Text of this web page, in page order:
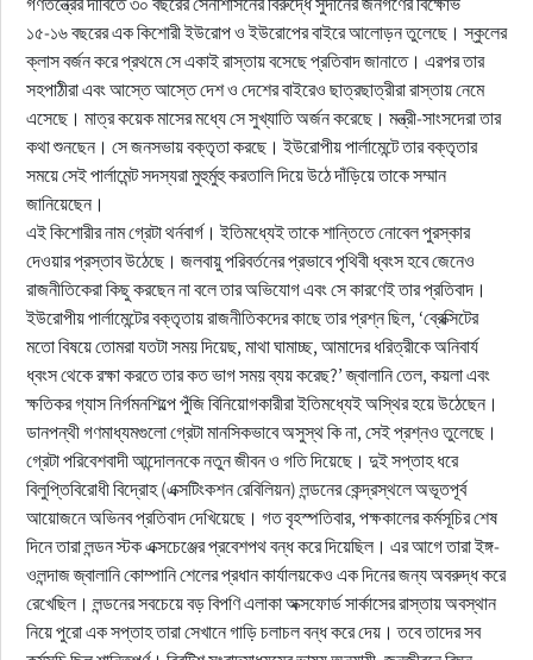
ইউরোপ
জাতীয়
তারুণ্য
সময়ের প্রলাপ
১৫-১৬ বছরের এক কিশোরী ইউরোপ ও ইউরোপের বাইরে আলোড়ন তুলেছে। স্কুলের
ক্লাস বর্জন করে প্রথমে সে একাই রাস্তায় বসেছে প্রতিবাদ জানাতে। এরপর তার
সহপাঠীরা এবং আস্তে আস্তে দেশ ও দেশের বাইরেও ছাত্রছাত্রীরা রাস্তায় নেমে
এসেছে। মাত্র কয়েক মাসের মধ্যে সে সুখ্যাতি অর্জন করেছে। মন্ত্রী-সাংসদেরা তার
কথা শুনছেন। সে জনসভায় বক্তৃতা করছে। ইউরোপীয় পার্লামেন্টে তার বক্তৃতার
সময়ে সেই পার্লামেন্ট সদস্যরা মুহুর্মুহু করতালি দিয়ে উঠে দাঁড়িয়ে তাকে সম্মান
জানিয়েছেন।
এই কিশোরীর নাম গ্রেটা থর্নবার্গ। ইতিমধ্যেই তাকে শান্তিতে নোবেল পুরস্কার
দেওয়ার প্রস্তাব উঠেছে। জলবায়ু পরিবর্তনের প্রভাবে পৃথিবী ধ্বংস হবে জেনেও
রাজনীতিকেরা কিছু করছেন না বলে তার অভিযোগ এবং সে কারণেই তার প্রতিবাদ।
ইউরোপীয় পার্লামেন্টের বক্তৃতায় রাজনীতিকদের কাছে তার প্রশ্ন ছিল, ‘ব্রেক্সিটের
মতো বিষয়ে তোমরা যতটা সময় দিয়েছ, মাথা ঘামাচ্ছ, আমাদের ধরিত্রীকে অনিবার্য
ধ্বংস থেকে রক্ষা করতে তার কত ভাগ সময় ব্যয় করেছ?’ জ্বালানি তেল, কয়লা এবং
ক্ষতিকর গ্যাস নির্গমনশিল্পে পুঁজি বিনিয়োগকারীরা ইতিমধ্যেই অস্থির হয়ে উঠেছেন।
ডানপন্থী গণমাধ্যমগুলো গ্রেটা মানসিকভাবে অসুস্থ কি না, সেই প্রশ্নও তুলেছে।
গ্রেটা পরিবেশবাদী আন্দোলনকে নতুন জীবন ও গতি দিয়েছে। দুই সপ্তাহ ধরে
বিলুপ্তিবিরোধী বিদ্রোহ (এক্সটিংকশন রেবিলিয়ন) লন্ডনের কেন্দ্রস্থলে অভূতপূর্ব
আয়োজনে অভিনব প্রতিবাদ দেখিয়েছে। গত বৃহস্পতিবার, পক্ষকালের কর্মসূচির শেষ
দিনে তারা লন্ডন স্টক এক্সচেঞ্জের প্রবেশপথ বন্ধ করে দিয়েছিল। এর আগে তারা ইঙ্গ-
ওলন্দাজ জ্বালানি কোম্পানি শেলের প্রধান কার্যালয়কেও এক দিনের জন্য অবরুদ্ধ করে
রেখেছিল। লন্ডনের সবচেয়ে বড় বিপণি এলাকা অক্সফোর্ড সার্কাসের রাস্তায় অবস্থান
নিয়ে পুরো এক সপ্তাহ তারা সেখানে গাড়ি চলাচল বন্ধ করে দেয়। তবে তাদের সব